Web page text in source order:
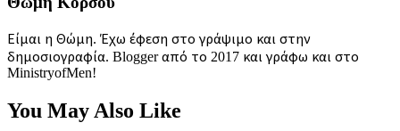
Είμαι η Θώμη. Έχω έφεση στο γράψιμο και στην
δημοσιογραφία. Blogger από το 2017 και γράφω και στο
MinistryofMen!
You May Also Like